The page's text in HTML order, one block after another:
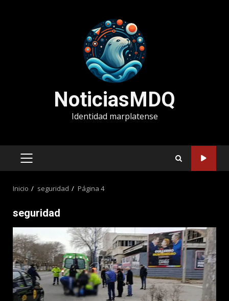
NoticiasMDQ
Identidad marplatense
MENÚ
Inicio seguridad Página 4
seguridad